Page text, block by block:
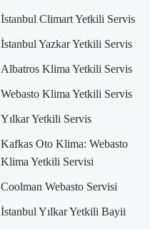
İstanbul Climart Yetkili Servis
İstanbul Yazkar Yetkili Servis
Albatros Klima Yetkili Servis
Webasto Klima Yetkili Servis
Yılkar Yetkili Servis
Kafkas Oto Klima: Webasto
Klima Yetkili Servisi
Coolman Webasto Servisi
İstanbul Yılkar Yetkili Bayii